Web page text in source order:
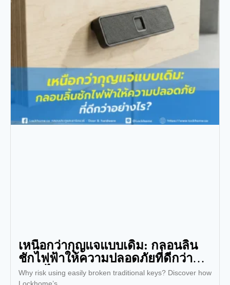
เหนือกว่ากุญแจแบบเดิม: กลอนลิ้น
ชักไฟฟ้าให้ความปลอดภัยที่ดีกว่า
อย่างไร?
Why risk using easily broken traditional keys? Discover how
Lockhome’s